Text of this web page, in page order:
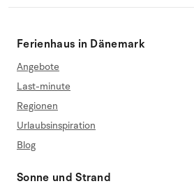
Ferienhaus in Dänemark
Angebote
Last-minute
Regionen
Urlaubsinspiration
Blog
Sonne und Strand